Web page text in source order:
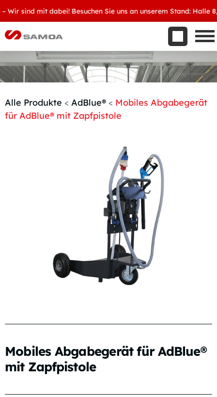
sind mit dabei! Besuchen Sie uns an unserem Stand: Halle 8,
Aktuelles
Kontakt
Handelspartner werden
Alle Produkte < AdBlue® < Mobiles Abgabegerät
für AdBlue® mit Zapfpistole
Mobiles Abgabegerät für AdBlue®
mit Zapfpistole